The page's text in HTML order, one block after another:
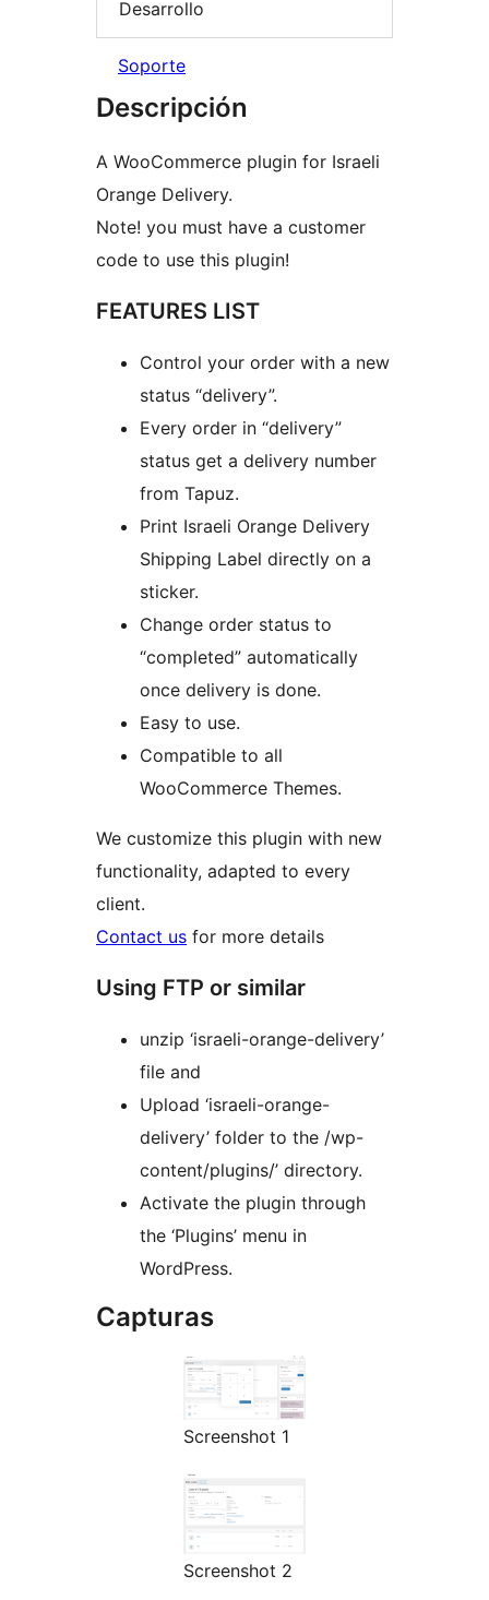
Desarrollo
Soporte
Descripción
A WooCommerce plugin for Israeli
Orange Delivery.
Note! you must have a customer
code to use this plugin!
FEATURES LIST
Control your order with a new
status “delivery”.
Every order in “delivery”
status get a delivery number
from Tapuz.
Print Israeli Orange Delivery
Shipping Label directly on a
sticker.
Change order status to
“completed” automatically
once delivery is done.
Easy to use.
Compatible to all
WooCommerce Themes.
We customize this plugin with new
functionality, adapted to every
client.
Contact us for more details
Using FTP or similar
unzip ‘israeli-orange-delivery’
file and
Upload ‘israeli-orange-
delivery’ folder to the /wp-
content/plugins/’ directory.
Activate the plugin through
the ‘Plugins’ menu in
WordPress.
Capturas
Screenshot 1
Screenshot 2